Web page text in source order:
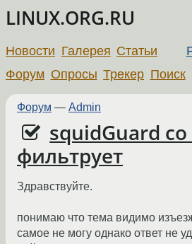
LINUX.ORG.RU
Новости Галерея Статьи
Форум Опросы Трекер Поиск
Форум — Admin
squidGuard
фильтрует
Здравствуйте.
понимаю что тема видимо
самое не могу однако ответ не